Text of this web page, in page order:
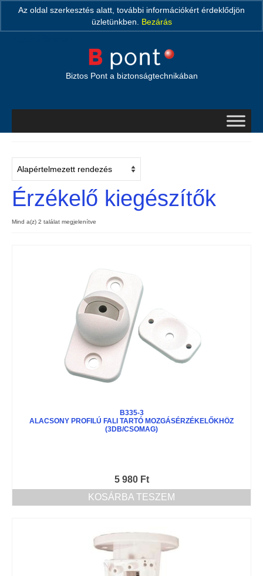
Az oldal szerkesztés alatt, további információkért érdeklődjön
üzletünkben. Bezárás
Search
Search Button
Biztos Pont a biztonságtechnikában
Érzékelő kiegészítők
Mind a(z) 2 találat megjelenítve
B335-3
ALACSONY PROFILÚ FALI TARTÓ MOZGÁSÉRZÉKELŐKHÖZ
(3DB/CSOMAG)
5 980 Ft
KOSÁRBA TESZEM